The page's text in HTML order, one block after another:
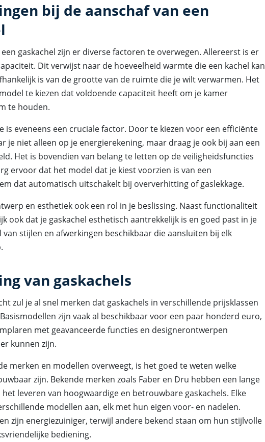
bij de aanschaf van een
gaskachel zijn er diverse factoren te overwegen. Allereerst is er
Dit verwijst naar de hoeveelheid warmte die een kachel kan
is van de grootte van de ruimte die je wilt verwarmen. Het
te kiezen dat voldoende capaciteit heeft om je kamer
te houden.
is eveneens een cruciale factor. Door te kiezen voor een efficiënte
je niet alleen op je energierekening, maar draag je ook bij aan een
Het is bovendien van belang te letten op de veiligheidsfuncties
ervoor dat het model dat je kiest voorzien is van een
dat automatisch uitschakelt bij oververhitting of gaslekkage.
en esthetiek ook een rol in je beslissing. Naast functionaliteit
ook dat je gaskachel esthetisch aantrekkelijk is en goed past in je
van stijlen en afwerkingen beschikbaar die aansluiten bij elk
van gaskachels
zul je al snel merken dat gaskachels in verschillende prijsklassen
zijn vaak al beschikbaar voor een paar honderd euro,
met geavanceerde functies en designerontwerpen
kunnen zijn.
merken en modellen overweegt, is het goed te weten welke
zijn. Bekende merken zoals Faber en Dru hebben een lange
het leveren van hoogwaardige en betrouwbare gaskachels. Elke
modellen aan, elk met hun eigen voor- en nadelen.
zijn energiezuiniger, terwijl andere bekend staan om hun stijlvolle
bediening.